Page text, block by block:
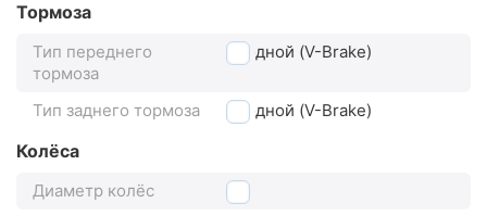
Тормоза
Тип переднего
тормоза
ободной (V-Brake)
Тип заднего тормоза ободной (V-Brake)
Колёса
Диаметр колёс
20"